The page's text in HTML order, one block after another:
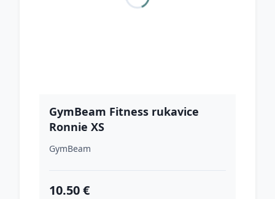
GymBeam Fitness rukavice
Ronnie XS
GymBeam
10.50 €